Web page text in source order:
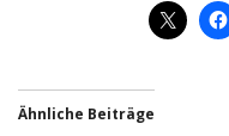
Ähnliche Beiträge